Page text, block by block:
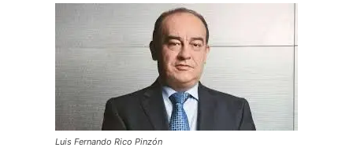
Luis Fernando Rico Pinzón